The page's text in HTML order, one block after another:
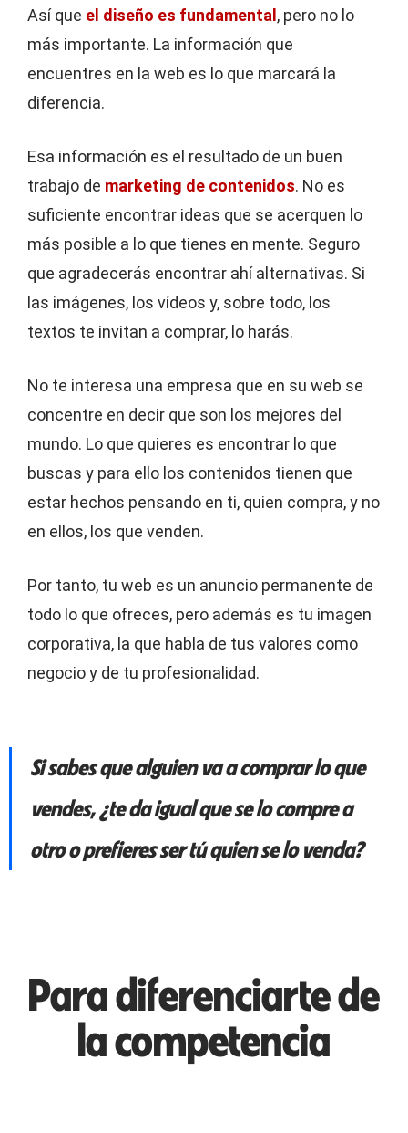
Así que el diseño es fundamental , pero no lo
más importante. La información que
encuentres en la web es lo que marcará la
diferencia.
Esa información es el resultado de un buen
trabajo de marketing de contenidos. No es
suficiente encontrar ideas que se acerquen lo
más posible a lo que tienes en mente. Seguro
que agradecerás encontrar ahí alternativas. Si
las imágenes, los vídeos y, sobre todo, los
textos te invitan a comprar, lo harás.
No te interesa una empresa que en su web se
concentre en decir que son los mejores del
mundo. Lo que quieres es encontrar lo que
buscas y para ello los contenidos tienen que
estar hechos pensando en ti, quien compra, y no
en ellos, los que venden.
Por tanto, tu web es un anuncio permanente de
todo lo que ofreces, pero además es tu imagen
corporativa, la que habla de tus valores como
negocio y de tu profesionalidad.
Si sabes que alguien va a comprar lo que
vendes, ¿te da igual que se lo compre a
otro o prefieres ser tú quien se lo venda?
Para diferenciarte de
la competencia